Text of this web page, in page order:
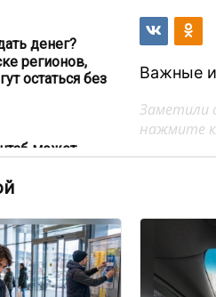
денег?
регионов,
остаться без
может
Арахлея: на
Важные
Заметили
нажмите